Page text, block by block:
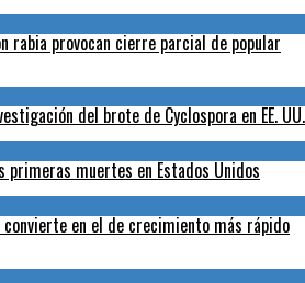
rabia provocan cierre parcial de popular
del brote de Cyclospora en EE. UU.
primeras muertes en Estados Unidos
convierte en el de crecimiento más rápido